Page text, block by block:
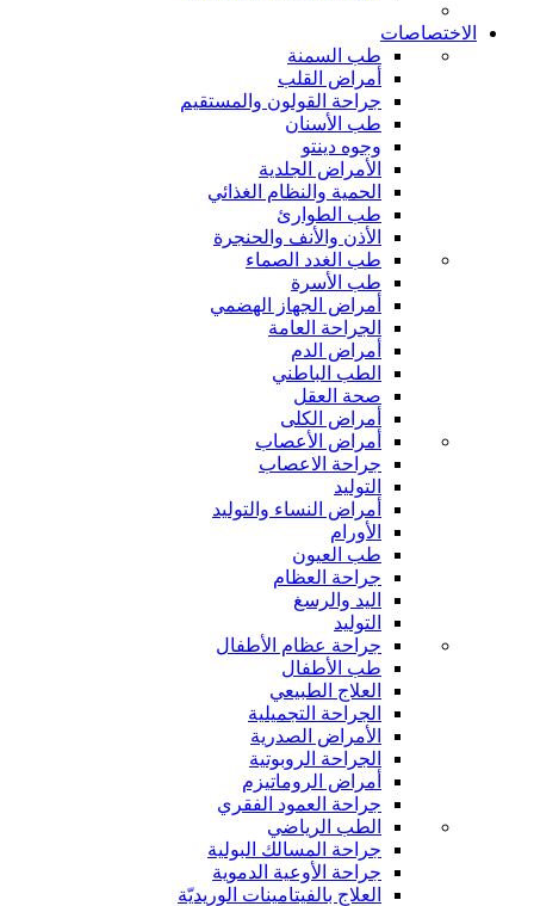
الاختصاصات
طب السمنة
أمراض القلب
جراحة القولون والمستقيم
طب الأسنان
وجوه دينتو
الأمراض الجلدية
الحمية والنظام الغذائي
طب الطوارئ
الأذن والأنف والحنجرة
طب الغدد الصماء
طب الأسرة
أمراض الجهاز الهضمي
الجراحة العامة
أمراض الدم
الطب الباطني
صحة العقل
أمراض الكلى
أمراض الأعصاب
جراحة الاعصاب
التوليد
أمراض النساء والتوليد
الأورام
طب العيون
جراحة العظام
اليد والرسغ
التوليد
جراحة عظام الأطفال
طب الأطفال
العلاج الطبيعي
الجراحة التجميلية
الأمراض الصدرية
الجراحة الروبوتية
أمراض الروماتيزم
جراحة العمود الفقري
الطب الرياضي
جراحة المسالك البولية
جراحة الأوعية الدموية
العلاج بالفيتامينات الوريديّة